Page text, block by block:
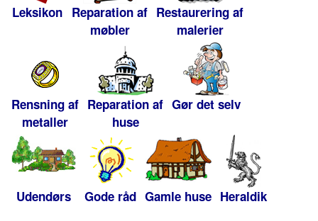
Leksikon Reparation af
møbler
Restaurering af
malerier
Rensning af
metaller
Reparation af
huse
Gør det selv
Udendørs Gode råd Gamle huse Heraldik